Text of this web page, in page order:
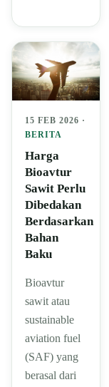
15 FEB 2026 ·
BERITA
Harga
Bioavtur
Sawit Perlu
Dibedakan
Berdasarkan
Bahan
Baku
Bioavtur
sawit atau
sustainable
aviation fuel
(SAF) yang
berasal dari